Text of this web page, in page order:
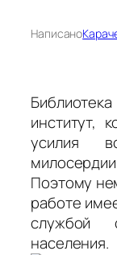
Написано
институт,
усилия
Поэтому
работе
службой
населения.